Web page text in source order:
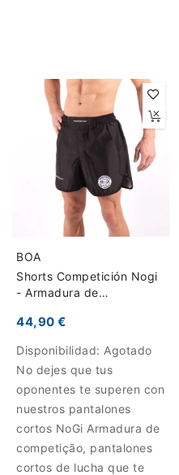
BOA
Shorts Competición Nogi
- Armadura de
44,90 €
Disponibilidad: Agotado
No dejes que tus
oponentes te superen con
nuestros pantalones
cortos NoGi Armadura de
competição, pantalones
cortos de lucha que te